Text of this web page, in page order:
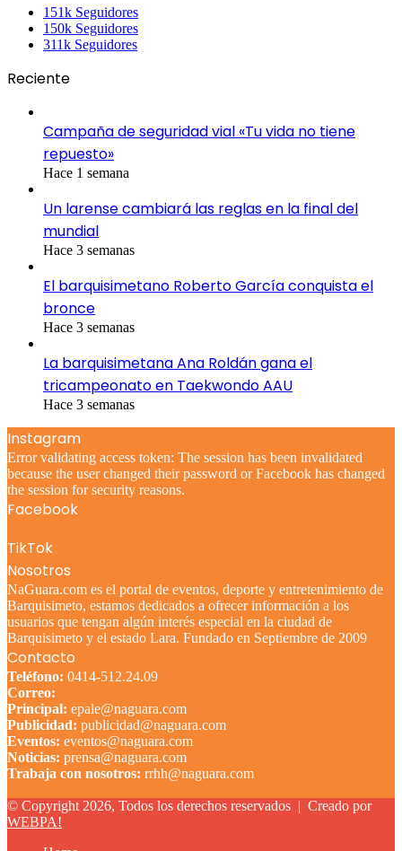
151k Seguidores
150k Seguidores
311k Seguidores
Reciente
Campaña de seguridad vial «Tu vida no tiene
repuesto»
Hace 1 semana
Un larense cambiará las reglas en la final del
mundial
Hace 3 semanas
El barquisimetano Roberto García conquista el
bronce
Hace 3 semanas
La barquisimetana Ana Roldán gana el
tricampeonato en Taekwondo AAU
Hace 3 semanas
Instagram
Error validating access token: The session has been invalidated
because the user changed their password or Facebook has changed
the session for security reasons.
Facebook
TikTok
Nosotros
NaGuara.com es el portal de eventos, deporte y entretenimiento de
Barquisimeto, estamos dedicados a ofrecer información a los
usuarios que tengan algún interés especial en la ciudad de
Barquisimeto y el estado Lara. Fundado en Septiembre de 2009
Contacto
Teléfono: 0414-512.24.09
Correo:
Principal: epale@naguara.com
Publicidad: publicidad@naguara.com
Eventos: eventos@naguara.com
Noticias: prensa@naguara.com
Trabaja con nosotros: rrhh@naguara.com
© Copyright 2026, Todos los derechos reservados | Creado por
WEBPA!